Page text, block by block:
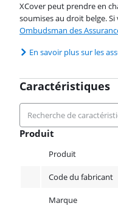
XCover peut prendre en
soumises au droit belge.
Ombudsman des
En savoir plus sur les
Caractéristiques
Produit
Produit
Code du fabricant
Marque